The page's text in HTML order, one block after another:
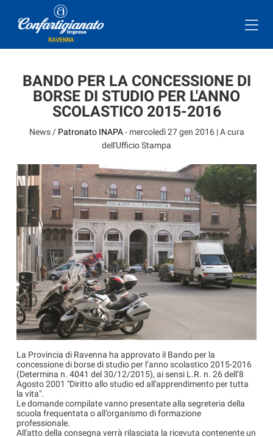
BANDO PER LA CONCESSIONE DI
BORSE DI STUDIO PER L'ANNO
SCOLASTICO 2015-2016
News / Patronato INAPA- mercoledì 27 gen 2016| A cura
dell'Ufficio Stampa
La Provincia di Ravenna ha approvato il Bando per la
concessione di borse di studio per l’anno scolastico 2015-2016
(Determina n. 4041 del 30/12/2015), ai sensi L.R. n. 26 dell’8
Agosto 2001 "Diritto allo studio ed all'apprendimento per tutta
la vita".
Le domande compilate vanno presentate alla segreteria della
scuola frequentata o all’organismo di formazione
professionale.
All'atto della consegna verrà rilasciata la ricevuta contenente un